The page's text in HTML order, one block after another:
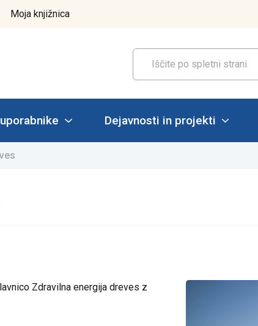
Moja knjižnica
Dejavnosti in projekti
Zdravilna energija dreves z